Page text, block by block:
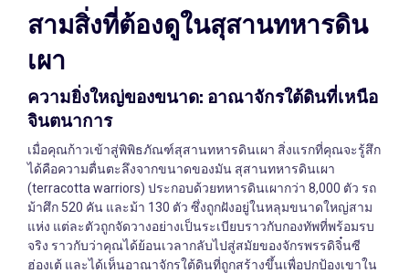
สามสิ่งที่ต้องดูในสุสานทหารดิน
เผา
ความยิ่งใหญ่ของขนาด: อาณาจักรใต้ดินที่เหนือ
จินตนาการ
เมื่อคุณก้าวเข้าสู่พิพิธภัณฑ์สุสานทหารดินเผา สิ่งแรกที่คุณจะรู้สึก
ได้คือความตื่นตะลึงจากขนาดของมัน สุสานทหารดินเผา
(terracotta warriors) ประกอบด้วยทหารดินเผากว่า 8,000 ตัว รถ
ม้าศึก 520 คัน และม้า 130 ตัว ซึ่งถูกฝังอยู่ในหลุมขนาดใหญ่สาม
แห่ง แต่ละตัวถูกจัดวางอย่างเป็นระเบียบราวกับกองทัพที่พร้อมรบ
จริง ราวกับว่าคุณได้ย้อนเวลากลับไปสู่สมัยของจักรพรรดิจิ๋นซี
ฮ่องเต้ และได้เห็นอาณาจักรใต้ดินที่ถูกสร้างขึ้นเพื่อปกป้องเขาใน